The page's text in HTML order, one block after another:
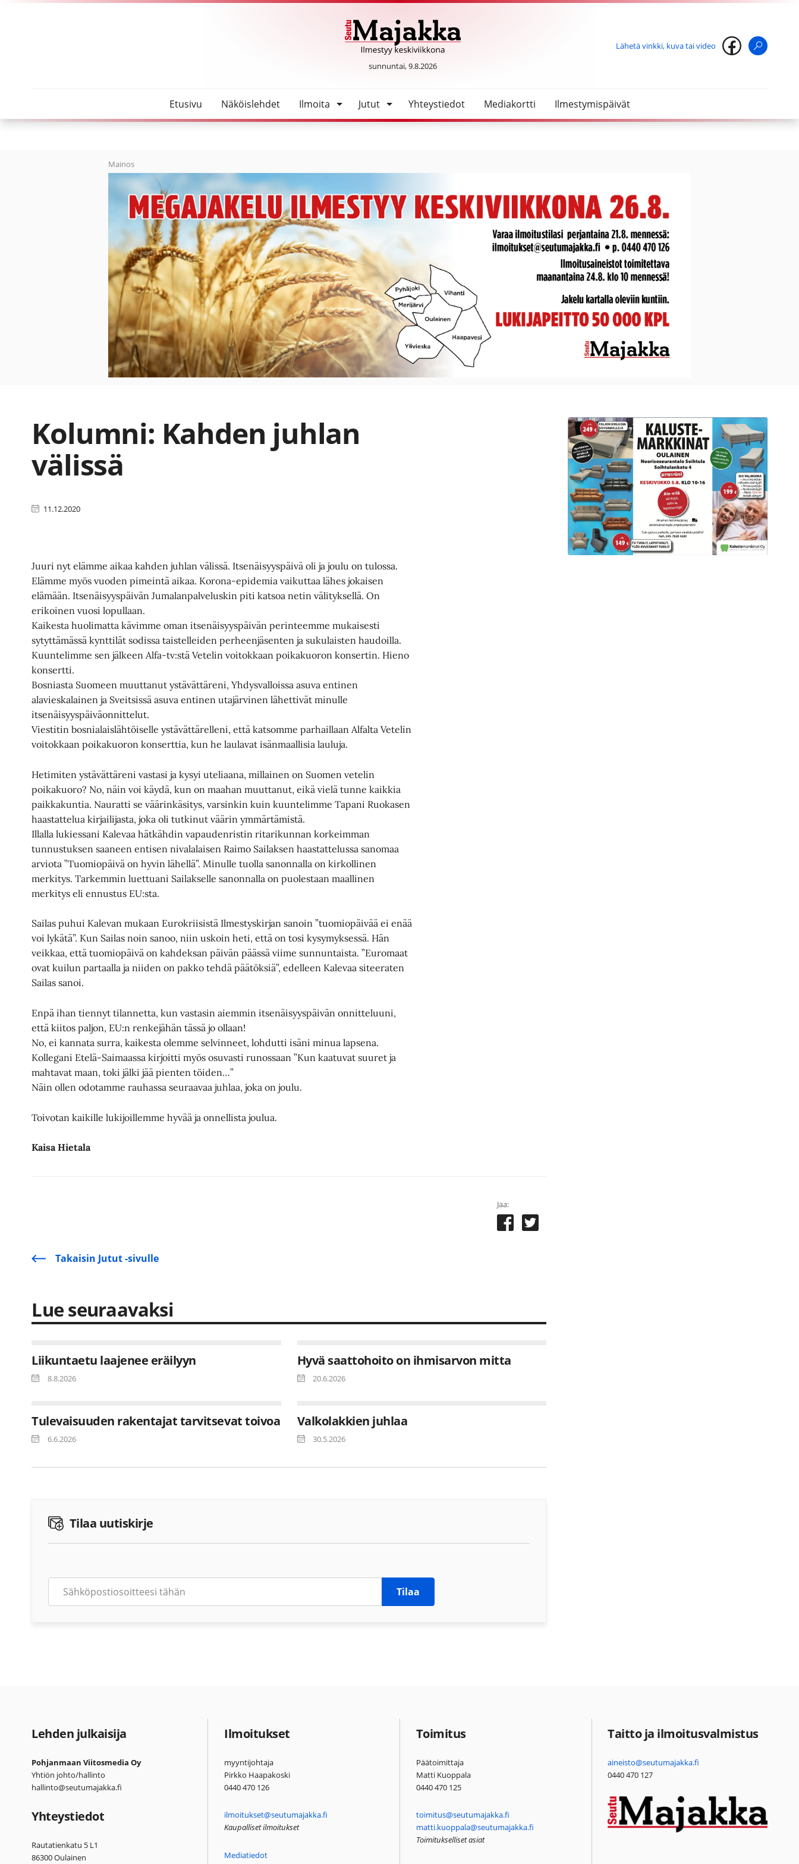
SeutuMajakka
sunnuntai, 9.8.2026
Lähetä vinkki, kuva tai video
Etusivu Näköislehdet Ilmoita Jutut Yhteystiedot Mediakortti Ilmestymispäivät
Mainos
Kolumni: Kahden juhlan
välissä
11.12.2020
Juuri nyt elämme aikaa kahden juhlan välissä. Itsenäisyyspäivä oli ja joulu on tulossa.
Elämme myös vuoden pimeintä aikaa. Korona-epidemia vaikuttaa lähes jokaisen
elämään. Itsenäisyyspäivän Jumalanpalveluskin piti katsoa netin välityksellä. On
erikoinen vuosi lopullaan.
Kaikesta huolimatta kävimme oman itsenäisyyspäivän perinteemme mukaisesti
sytyttämässä kynttilät sodissa taistelleiden perheenjäsenten ja sukulaisten haudoilla.
Kuuntelimme sen jälkeen Alfa-tv:stä Vetelin voitokkaan poikakuoron konsertin. Hieno
konsertti.
Bosniasta Suomeen muuttanut ystävättäreni, Yhdysvalloissa asuva entinen
alavieskalainen ja Sveitsissä asuva entinen utajärvinen lähettivät minulle
itsenäisyyspäiväonnittelut.
Viestitin bosnialaislähtöiselle ystävättärelleni, että katsomme parhaillaan Alfalta Vetelin
voitokkaan poikakuoron konserttia, kun he laulavat isänmaallisia lauluja.
Hetimiten ystävättäreni vastasi ja kysyi uteliaana, millainen on Suomen vetelin
poikakuoro? No, näin voi käydä, kun on maahan muuttanut, eikä vielä tunne kaikkia
paikkakuntia. Nauratti se väärinkäsitys, varsinkin kuin kuuntelimme Tapani Ruokasen
haastattelua kirjailijasta, joka oli tutkinut väärin ymmärtämistä.
Illalla lukiessani Kalevaa hätkähdin vapaudenristin ritarikunnan korkeimman
tunnustuksen saaneen entisen nivalalaisen Raimo Sailaksen haastattelussa sanomaa
arviota ”Tuomiopäivä on hyvin lähellä”. Minulle tuolla sanonnalla on kirkollinen
merkitys. Tarkemmin luettuani Sailakselle sanonnalla on puolestaan maallinen
merkitys eli ennustus EU:sta.
Sailas puhui Kalevan mukaan Eurokriisistä Ilmestyskirjan sanoin ”tuomiopäivää ei enää
voi lykätä”. Kun Sailas noin sanoo, niin uskoin heti, että on tosi kysymyksessä. Hän
veikkaa, että tuomiopäivä on kahdeksan päivän päässä viime sunnuntaista. ”Euromaat
ovat kuilun partaalla ja niiden on pakko tehdä päätöksiä”, edelleen Kalevaa siteeraten
Sailas sanoi.
Enpä ihan tiennyt tilannetta, kun vastasin aiemmin itsenäisyyspäivän onnitteluuni,
että kiitos paljon, EU:n renkejähän tässä jo ollaan!
No, ei kannata surra, kaikesta olemme selvinneet, lohdutti isäni minua lapsena.
Kollegani Etelä-Saimaassa kirjoitti myös osuvasti runossaan ”Kun kaatuvat suuret ja
mahtavat maan, toki jälki jää pienten töiden…”
Näin ollen odotamme rauhassa seuraavaa juhlaa, joka on joulu.
Toivotan kaikille lukijoillemme hyvää ja onnellista joulua.
Kaisa Hietala
Jaa:
Takaisin Jutut -sivulle
Lue seuraavaksi
Liikuntaetu laajenee eräilyyn
8.8.2026
Hyvä saattohoito on ihmisarvon mitta
20.6.2026
Tulevaisuuden rakentajat tarvitsevat toivoa
6.6.2026
Valkolakkien juhlaa
30.5.2026
Tilaa uutiskirje
Tilaa
Lehden julkaisija
Pohjanmaan Viitosmedia Oy
Yhtiön johto/hallinto
hallinto@seutumajakka.fi
Yhteystiedot
Rautatienkatu 5 L1
86300 Oulainen
Ilmoitukset
myyntijohtaja
Pirkko Haapakoski
0440 470 126
ilmoitukset@seutumajakka.fi
Kaupalliset ilmoitukset
Mediatiedot
Toimitus
Päätoimittaja
Matti Kuoppala
0440 470 125
toimitus@seutumajakka.fi
matti.kuoppala@seutumajakka.fi
Toimitukselliset asiat
Taitto ja ilmoitusvalmistus
aineisto@seutumajakka.fi
0440 470 127